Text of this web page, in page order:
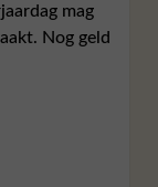
mag
Nog geld